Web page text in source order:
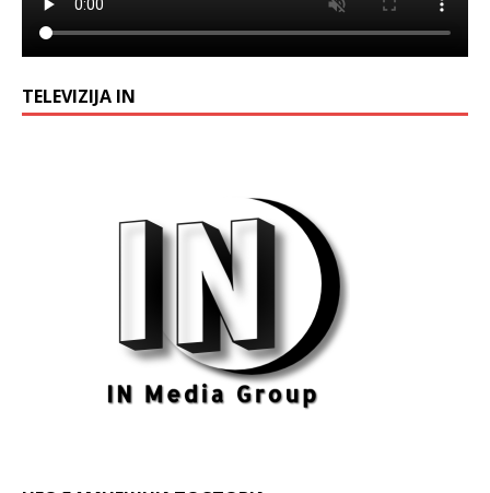
TELEVIZIJA IN